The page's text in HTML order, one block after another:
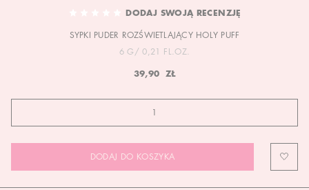
DODAJ SWOJĄ RECENZJĘ
SYPKI PUDER ROZŚWIETLAJĄCY HOLY PUFF
6 G/ 0,21 FL.OZ.
39,90 ZŁ
DODAJ DO KOSZYKA